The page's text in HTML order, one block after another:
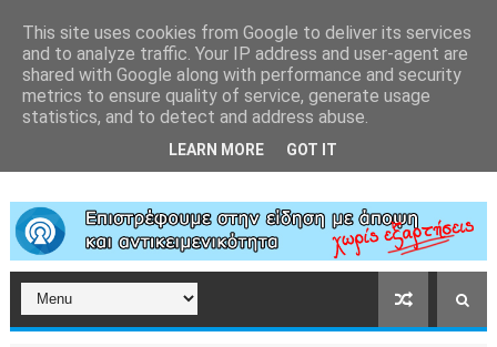
This site uses cookies from Google to deliver its services
and to analyze traffic. Your IP address and user-agent are
shared with Google along with performance and security
metrics to ensure quality of service, generate usage
statistics, and to detect and address abuse.
LEARN MORE GOT IT